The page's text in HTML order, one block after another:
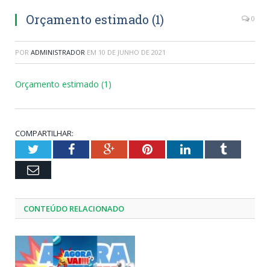
Orçamento estimado (1) 0
POR ADMINISTRADOR EM 10 DE JUNHO DE 2021
Orçamento estimado (1)
COMPARTILHAR:
TwitterFacebookGoogle+PinterestLinkedInTumblr
Email
CONTEÚDO RELACIONADO